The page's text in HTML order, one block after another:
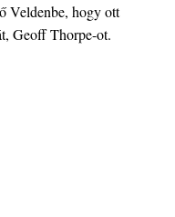
Veldenbe, hogy ott
Geoff Thorpe-ot.